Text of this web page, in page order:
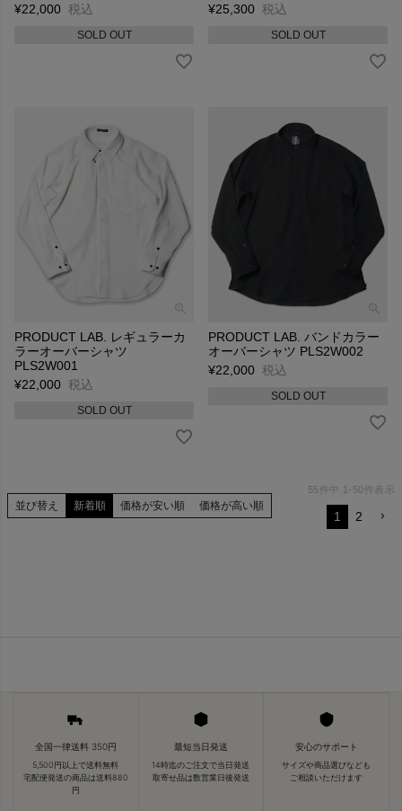
¥22,000 税込
SOLD OUT
¥25,300 税込
SOLD OUT
PRODUCT LAB. レギュラーカ
ラーオーバーシャツ
PLS2W001
¥22,000 税込
SOLD OUT
PRODUCT LAB. バンドカラー
オーバーシャツ PLS2W002
¥22,000 税込
SOLD OUT
並び替え 新着順 価格が安い順 価格が高い順
55 件中 1 - 50件表示
1 2
全国一律送料 350円
5,500円以上で送料無料
宅配便発送の商品は送料880
円
最短当日発送
14時迄のご注文で当日発送
取寄せ品は数営業日後発送
安心のサポート
サイズや商品選びなども
ご相談いただけます